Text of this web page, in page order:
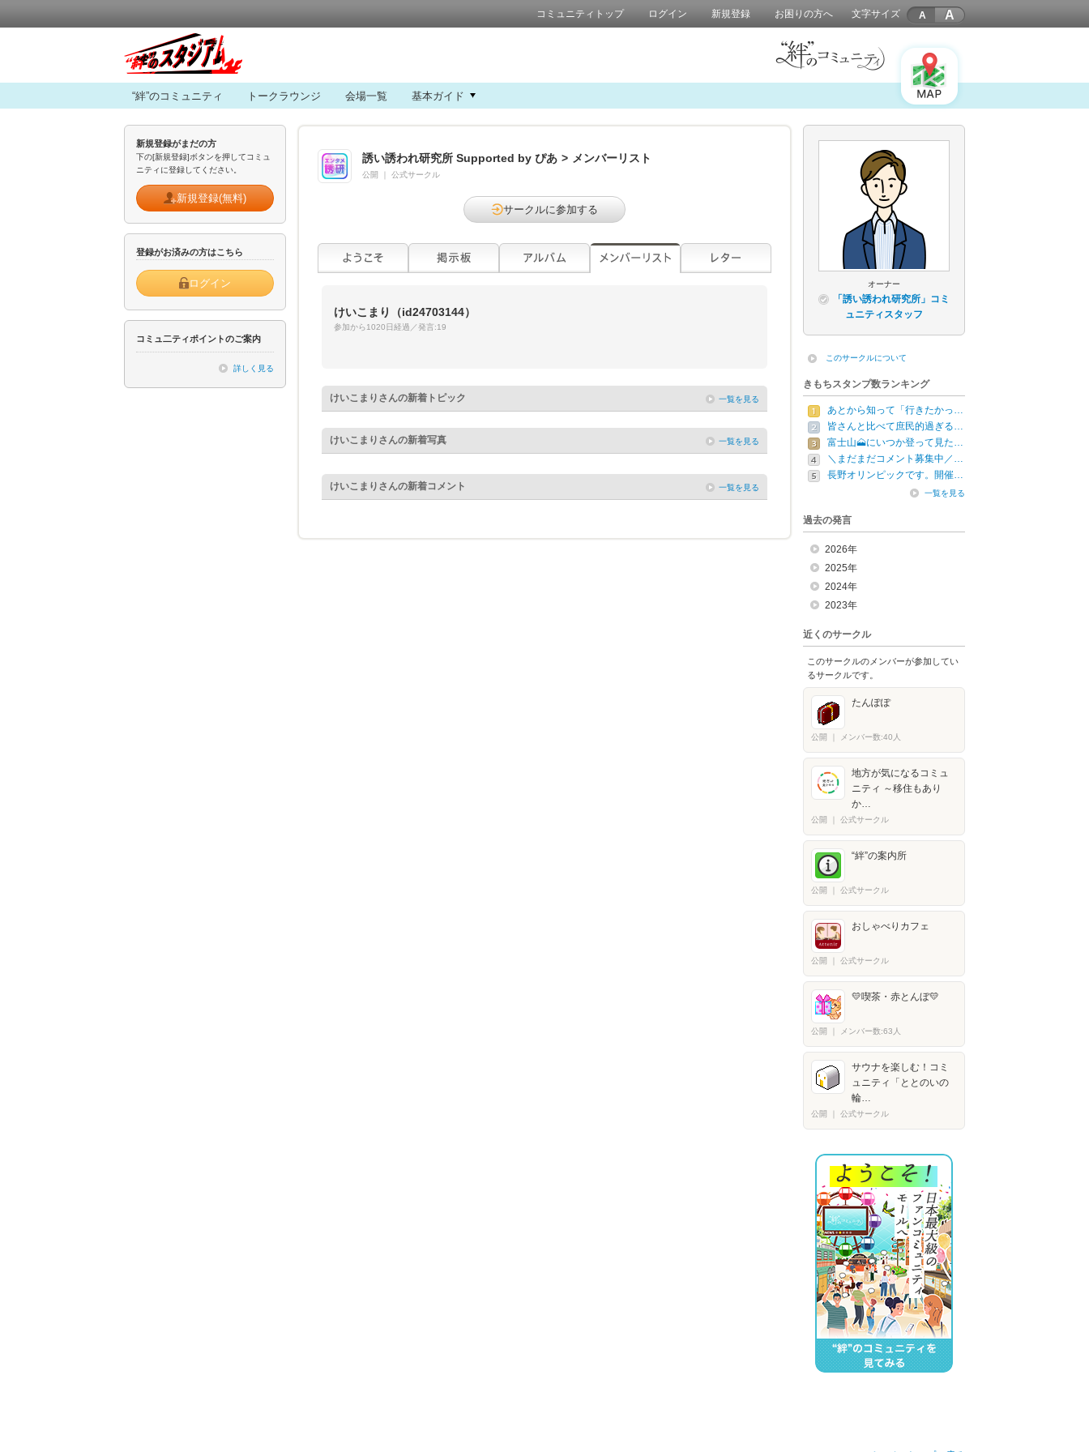
コミュニティトップ ログイン 新規登録 お困りの方へ 文字サイズ A
“絆”のコミュニティ トークラウンジ 会場一覧 基本ガイド
新規登録がまだの方
下の[新規登録]ボタンを押してコミュ
ニティに登録してください。
新規登録(無料)
登録がお済みの方はこちら
ログイン
コミュ二ティポイントのご案内
詳しく見る
誘い誘われ研究所 Supported by ぴあ > メンバーリスト
公開 公式サークル
サークルに参加する
けいこまり （id24703144）
参加から1020日経過／発言:19
けいこまり さんの新着トピック 一覧を見る
けいこまり さんの新着写真 一覧を見る
けいこまり さんの新着コメント 一覧を見る
オーナー
「誘い誘われ研究所」コミ
ュニティスタッフ
このサークルについて
きもちスタンプ数ランキング
あとから知って「行きたかっ…
皆さんと比べて庶民的過ぎる…
富士山🗻にいつか登って見た…
＼まだまだコメント募集中／…
長野オリンピックです。開催…
一覧を見る
過去の発言
2026年
2025年
2024年
2023年
近くのサークル
このサークルのメンバーが参加してい
るサークルです。
たんぽぽ
公開 メンバー数:40人
地方が気になるコミュ
ニティ ～移住もあり
か…
公開 公式サークル
“絆”の案内所
公開 公式サークル
おしゃべりカフェ
公開 公式サークル
💛喫茶・赤とんぼ💛
公開 メンバー数:63人
サウナを楽しむ！コミ
ュニティ「ととのいの
輪…
公開 公式サークル